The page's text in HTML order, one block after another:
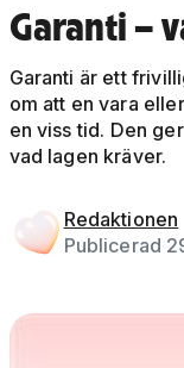
Garanti –
Garanti är ett
om att en vara
en viss tid. Den
vad lagen kräver.
Redaktionen
Publicerad